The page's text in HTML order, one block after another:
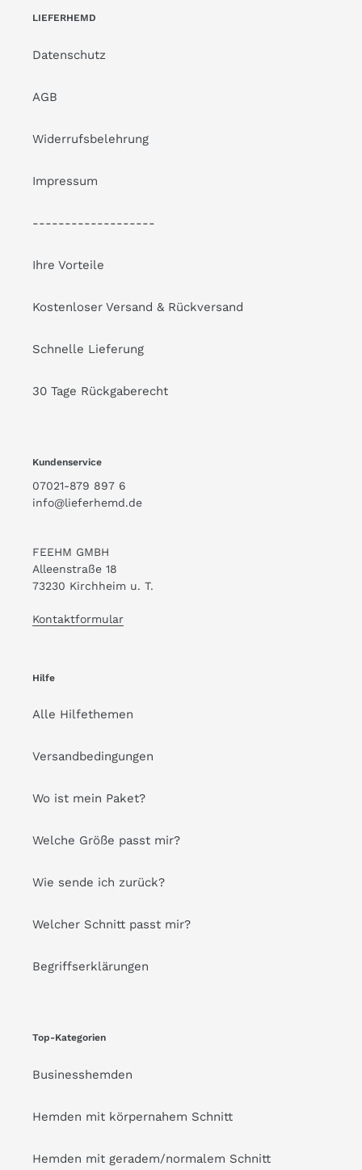
LIEFERHEMD
Datenschutz
AGB
Widerrufsbelehrung
Impressum
-------------------
Ihre Vorteile
Kostenloser Versand & Rückversand
Schnelle Lieferung
30 Tage Rückgaberecht
Kundenservice
07021-879 897 6
info@lieferhemd.de
FEEHM GMBH
Alleenstraße 18
73230 Kirchheim u. T.
Kontaktformular
Hilfe
Alle Hilfethemen
Versandbedingungen
Wo ist mein Paket?
Welche Größe passt mir?
Wie sende ich zurück?
Welcher Schnitt passt mir?
Begriffserklärungen
Top-Kategorien
Businesshemden
Hemden mit körpernahem Schnitt
Hemden mit geradem/normalem Schnitt